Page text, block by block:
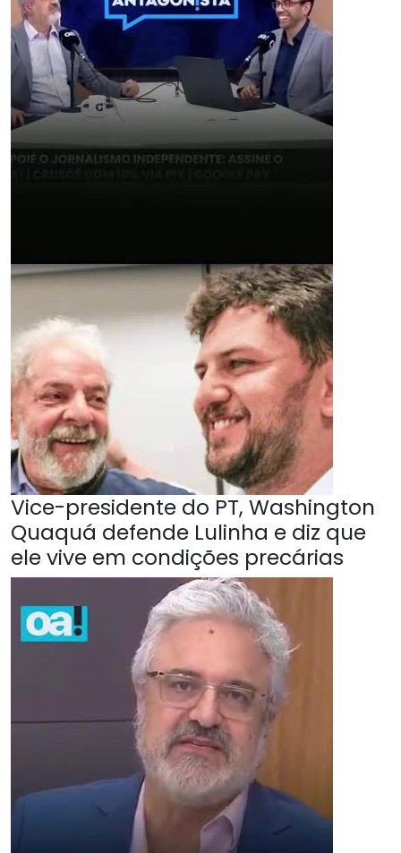
Vice-presidente do PT, Washington
Quaquá defende Lulinha e diz que
ele vive em condições precárias